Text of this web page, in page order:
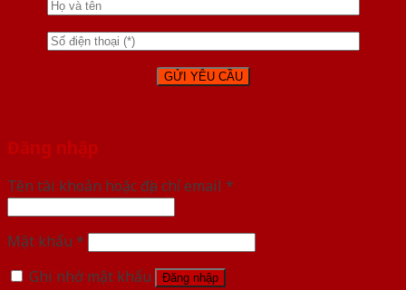
Đăng nhập
Tên tài khoản hoặc địa chỉ email *
Mật khẩu *
Ghi nhớ mật khẩu
Đăng nhập